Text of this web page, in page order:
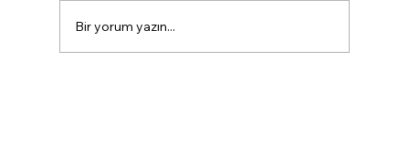
Bir yorum yazın...